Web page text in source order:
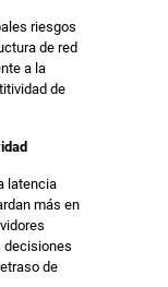
riesgos
de red
a la
de
latencia
más en
decisiones
de